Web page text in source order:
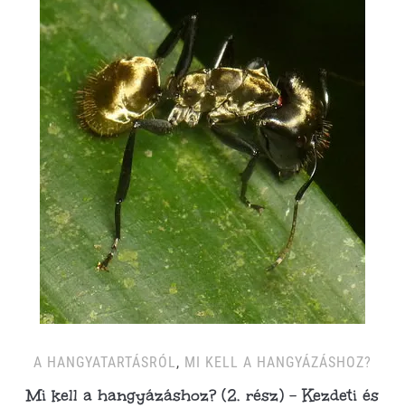
A HANGYATARTÁSRÓL , MI KELL A HANGYÁZÁSHOZ?
Mi kell a hangyázáshoz? (2. rész) – Kezdeti és